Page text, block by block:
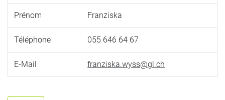
Prénom Franziska
Téléphone 055 646 64 67
E-Mail franziska.wyss@gl.ch